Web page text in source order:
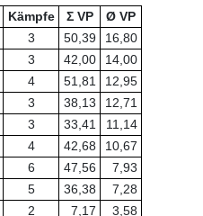
Kämpfe Σ VP
Ø VP
3 50,39
16,80
3 42,00
14,00
4 51,81
12,95
3 38,13
12,71
3 33,41
11,14
4 42,68
10,67
6 47,56
7,93
5 36,38
7,28
2 7,17
3,58